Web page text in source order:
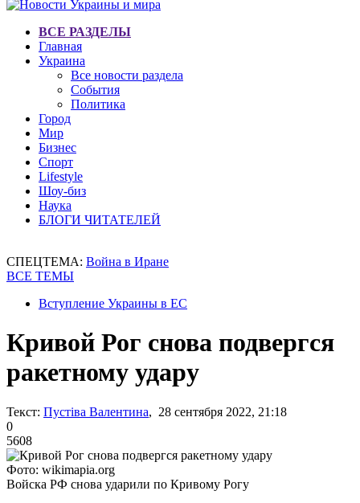
ВСЕ РАЗДЕЛЫ
Главная
Украина
Все новости раздела
События
Политика
Город
Мир
Бизнес
Спорт
Lifestyle
Шоу-биз
Наука
БЛОГИ ЧИТАТЕЛЕЙ
СПЕЦТЕМА: Война в Иране
ВСЕ ТЕМЫ
Вступление Украины в ЕС
Кривой Рог снова подвергся
ракетному удару
Текст: Пустіва Валентина, 28 сентября 2022, 21:18
0
5608
Фото: wikimapia.org
Войска РФ снова ударили по Кривому Рогу